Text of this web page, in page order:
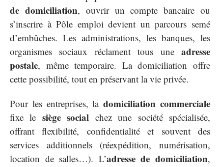
de domiciliation, ouvrir un compte bancaire ou
s’inscrire à Pôle emploi devient un parcours semé
d’embûches. Les administrations, les banques, les
organismes sociaux réclament tous une adresse
postale, même temporaire. La domiciliation offre
cette possibilité, tout en préservant la vie privée.
Pour les entreprises, ladomiciliation commerciale
fixe le siège social chez une société spécialisée,
offrant flexibilité, confidentialité et souvent des
services additionnels (réexpédition, numérisation,
location de salles…). L’adresse de domiciliation,